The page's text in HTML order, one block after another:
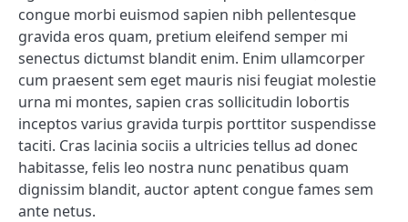
congue morbi euismod sapien nibh pellentesque
gravida eros quam, pretium eleifend semper mi
senectus dictumst blandit enim. Enim ullamcorper
cum praesent sem eget mauris nisi feugiat molestie
urna mi montes, sapien cras sollicitudin lobortis
inceptos varius gravida turpis porttitor suspendisse
taciti. Cras lacinia sociis a ultricies tellus ad donec
habitasse, felis leo nostra nunc penatibus quam
dignissim blandit, auctor aptent congue fames sem
ante netus.